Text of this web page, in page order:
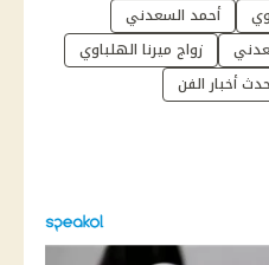
أحمد السعدني
زواج ميرنا الهلباوي
أخبار الفن